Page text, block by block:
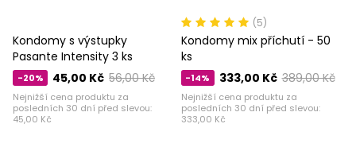
Kondomy s výstupky
Pasante Intensity 3 ks
-20% 56,00 Kč
45,00 Kč
Nejnižší cena produktu za
posledních 30 dní před slevou:
45,00 Kč
(5)
Kondomy mix příchutí - 50
ks
-14% 389,00 Kč
333,00 Kč
Nejnižší cena produktu za
posledních 30 dní před slevou:
333,00 Kč